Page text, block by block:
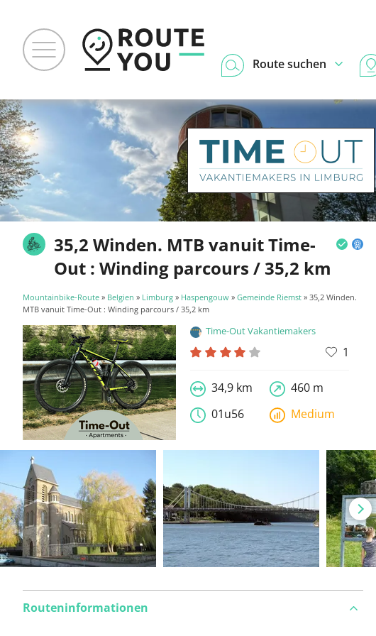
Route suchen
35,2 Winden. MTB vanuit Time-
Out : Winding parcours / 35,2 km
Mountainbike-Route » Belgien » Limburg » Haspengouw » Gemeinde Riemst » 35,2 Winden.
MTB vanuit Time-Out : Winding parcours / 35,2 km
Time-Out Vakantiemakers
1
34,9 km
460 m
01u56
Medium
Routeninformationen